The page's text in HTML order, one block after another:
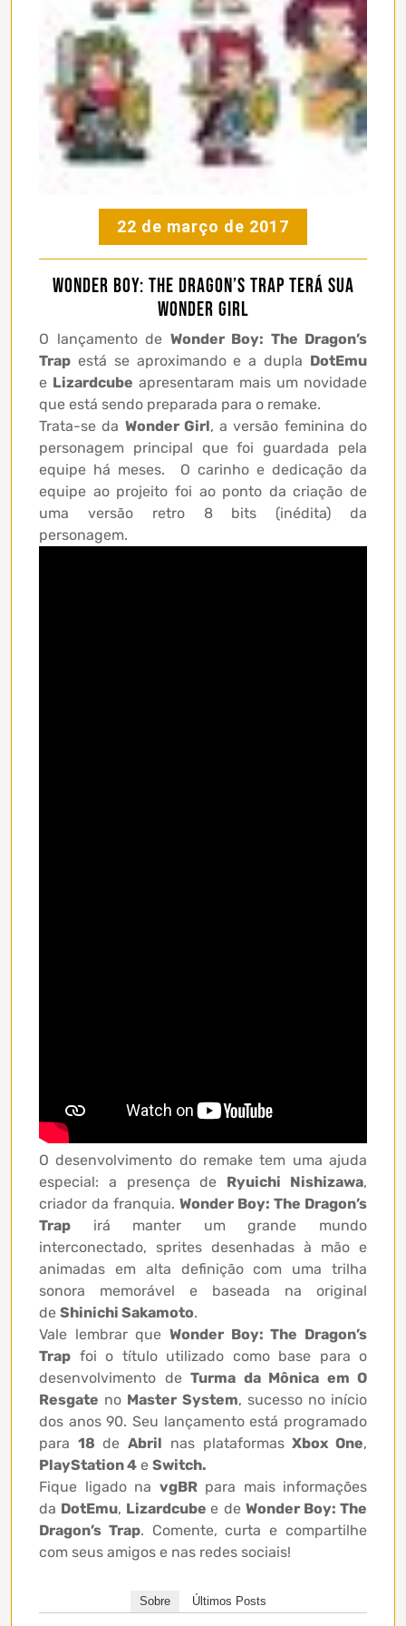
22 de março de 2017
Wonder Boy: The Dragon’s Trap terá sua
Wonder Girl
O lançamento de Wonder Boy: The Dragon’s
Trap está se aproximando e a dupla DotEmu
e Lizardcube apresentaram mais um novidade
que está sendo preparada para o remake.
Trata-se da Wonder Girl, a versão feminina do
personagem principal que foi guardada pela
equipe há meses. O carinho e dedicação da
equipe ao projeito foi ao ponto da criação de
uma versão retro 8 bits (inédita) da
personagem.
O desenvolvimento do remake tem uma ajuda
especial: a presença de Ryuichi Nishizawa,
criador da franquia. Wonder Boy: The Dragon’s
Trap irá manter um grande mundo
interconectado, sprites desenhadas à mão e
animadas em alta definição com uma trilha
sonora memorável e baseada na original
de Shinichi Sakamoto.
Vale lembrar que Wonder Boy: The Dragon’s
Trap foi o título utilizado como base para o
desenvolvimento de Turma da Mônica em O
Resgate no Master System, sucesso no início
dos anos 90. Seu lançamento está programado
para 18 deAbril nas plataformasXbox One,
PlayStation 4 e Switch.
Fique ligado na vgBRpara mais informações
da DotEmu, Lizardcubee de Wonder Boy: The
Dragon’s Trap. Comente, curta e compartilhe
com seus amigos e nas redes sociais!
Sobre Últimos Posts